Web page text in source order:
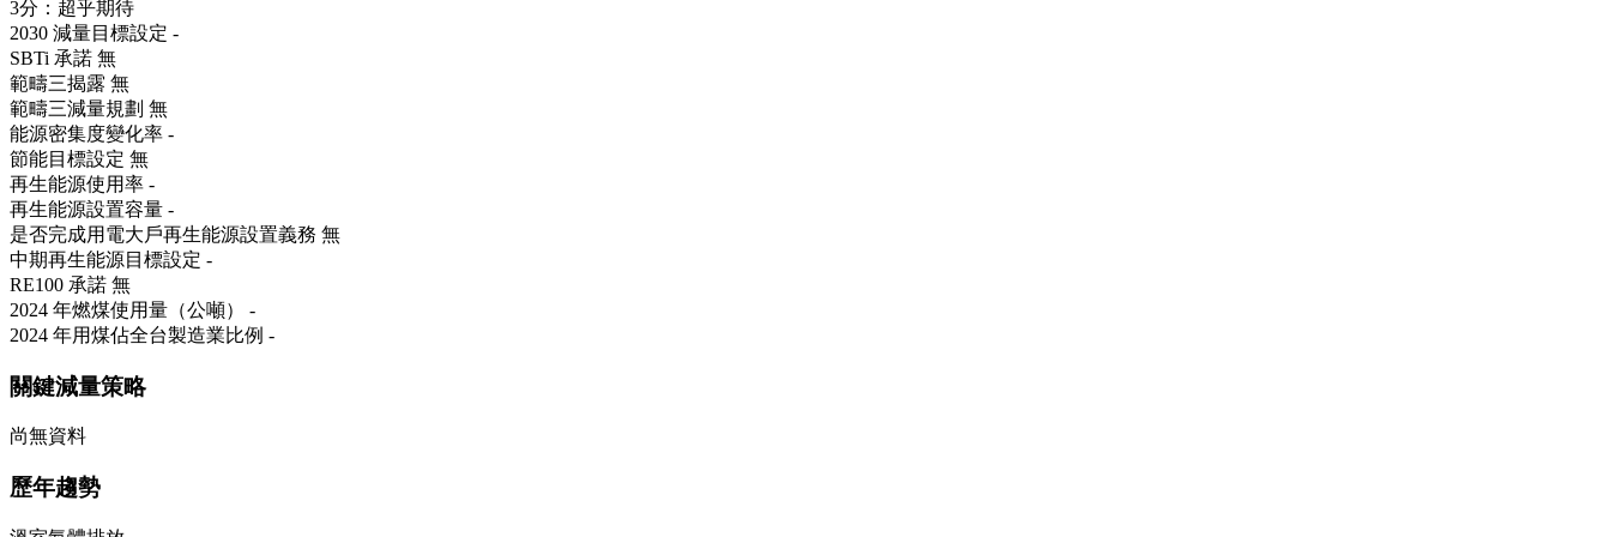
3分：超乎期待
2030 減量目標設定 -
SBTi 承諾 無
範疇三揭露 無
範疇三減量規劃 無
能源密集度變化率 -
節能目標設定 無
再生能源使用率 -
再生能源設置容量 -
是否完成用電大戶再生能源設置義務 無
中期再生能源目標設定 -
RE100 承諾 無
2024 年燃煤使用量（公噸） -
2024 年用煤佔全台製造業比例 -
關鍵減量策略
尚無資料
歷年趨勢